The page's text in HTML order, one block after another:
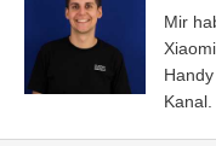
Mir
Kanal.